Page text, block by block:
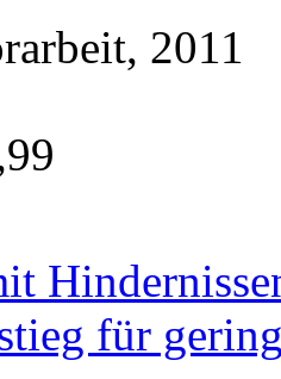
2011
für